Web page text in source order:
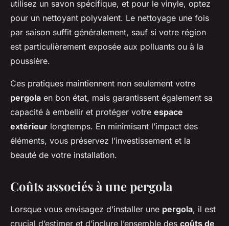
utilisez un savon spécifique, et pour le vinyle, optez
pour un nettoyant polyvalent. Le nettoyage une fois
par saison suffit généralement, sauf si votre région
est particulièrement exposée aux polluants ou à la
poussière.
Ces pratiques maintiennent non seulement votre
pergola en bon état, mais garantissent également sa
capacité à embellir et protéger votre espace
extérieur longtemps. En minimisant l’impact des
éléments, vous préservez l’investissement et la
beauté de votre installation.
Coûts associés à une pergola
Lorsque vous envisagez d’installer une pergola, il est
crucial d’estimer et d’inclure l’ensemble des coûts de